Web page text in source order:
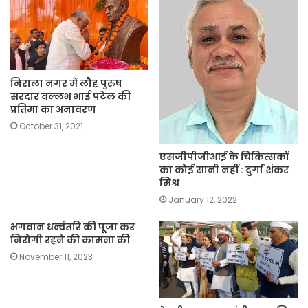
निराला नगर में लौह पुरुष
सरदार वल्लभ भाई पटेल की
प्रतिमा का अनावरण
October 31, 2021
एसजीपीजीआई के चिकित्सकों
का कोई सानी नहीं : दुर्गा शंकर
मिश्र
January 12, 2022
भगवान धन्वंतरि की पूजा कर
निरोगी रहने की कामना की
November 11, 2023